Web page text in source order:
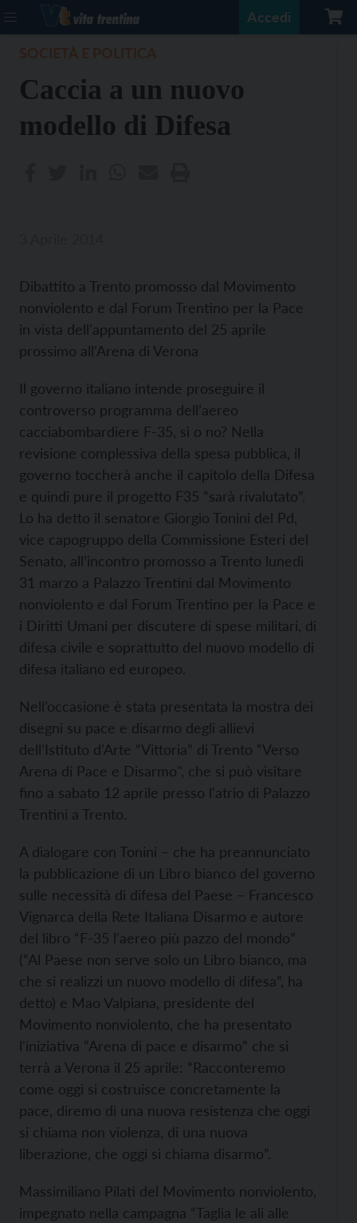
Accedi
Caccia a un nuovo
modello di Difesa
Dibattito a Trento promosso dal Movimento
nonviolento e dal Forum Trentino per la Pace
in vista dell'appuntamento del 25 aprile
prossimo all'Arena di Verona
Il governo italiano intende proseguire il
controverso programma dell’aereo
cacciabombardiere F-35, sì o no? Nella
revisione complessiva della spesa pubblica, il
governo toccherà anche il capitolo della Difesa
e quindi pure il progetto F35 “sarà rivalutato”.
Lo ha detto il senatore Giorgio Tonini del Pd,
vice capogruppo della Commissione Esteri del
Senato, all’incontro promosso a Trento lunedì
31 marzo a Palazzo Trentini dal Movimento
nonviolento e dal Forum Trentino per la Pace e
i Diritti Umani per discutere di spese militari, di
difesa civile e soprattutto del nuovo modello di
difesa italiano ed europeo.
Nell’occasione è stata presentata la mostra dei
disegni su pace e disarmo degli allievi
dell’Istituto d’Arte “Vittoria” di Trento “Verso
Arena di Pace e Disarmo", che si può visitare
fino a sabato 12 aprile presso l'atrio di Palazzo
Trentini a Trento.
A dialogare con Tonini – che ha preannunciato
la pubblicazione di un Libro bianco del governo
sulle necessità di difesa del Paese – Francesco
Vignarca della Rete Italiana Disarmo e autore
del libro “F-35 l'aereo più pazzo del mondo”
(“Al Paese non serve solo un Libro bianco, ma
che si realizzi un nuovo modello di difesa”, ha
detto) e Mao Valpiana, presidente del
Movimento nonviolento, che ha presentato
l'iniziativa “Arena di pace e disarmo” che si
terrà a Verona il 25 aprile: “Racconteremo
come oggi si costruisce concretamente la
pace, diremo di una nuova resistenza che oggi
si chiama non violenza, di una nuova
liberazione, che oggi si chiama disarmo”.
Massimiliano Pilati del Movimento nonviolento,
impegnato nella campagna “Taglia le ali alle